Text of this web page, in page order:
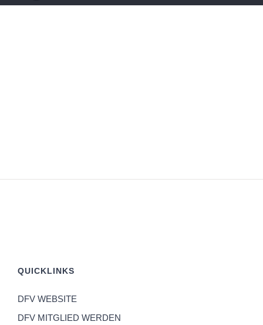
QUICKLINKS
DFV WEBSITE
DFV MITGLIED WERDEN